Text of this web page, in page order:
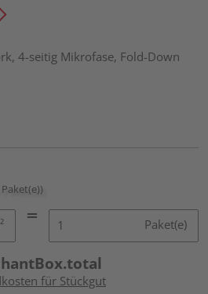
4-seitig Mikrofase, Fold-Down
Paket(e)
für Stückgut